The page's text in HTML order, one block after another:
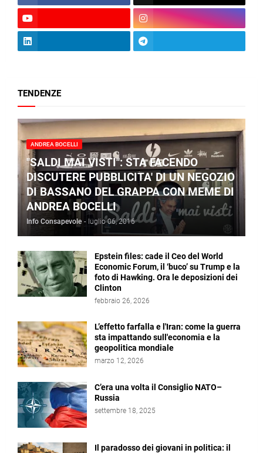
TENDENZE
ANDREA BOCELLI
"SALDI MAI VISTI": STA FACENDO
DISCUTERE PUBBLICITA' DI UN NEGOZIO
DI BASSANO DEL GRAPPA CON MEME DI
ANDREA BOCELLI
Info Consapevole - luglio 06, 2016
Epstein files: cade il Ceo del World
Economic Forum, il ‘buco’ su Trump e la
foto di Hawking. Ora le deposizioni dei
Clinton
febbraio 26, 2026
L’effetto farfalla e l'Iran: come la guerra
sta impattando sull'economia e la
geopolitica mondiale
marzo 12, 2026
C’era una volta il Consiglio NATO–
Russia
settembre 18, 2025
Il paradosso dei giovani in politica: il